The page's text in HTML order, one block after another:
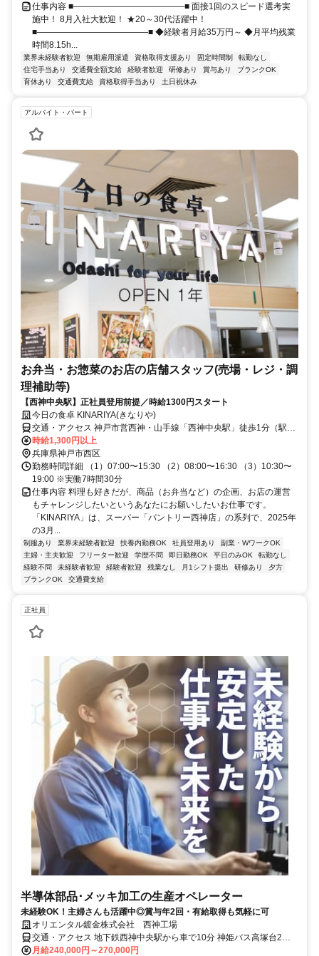
仕事内容 ■―――――――――――――■ 面接1回のスピード選考実
施中！ 8月入社大歓迎！ ★20～30代活躍中！
■―――――――――――――■ ◆経験者月給35万円～ ◆月平均残業
時間8.15h...
業界未経験者歓迎 無期雇用派遣 資格取得支援あり 固定時間制
転勤なし
住宅手当あり
交通費全額支給 経験者歓迎 研修あり 賞与あり
ブランクOK
育休あり
交通費支給 資格取得手当あり 土日祝休み
アルバイト・パート
お弁当・お惣菜のお店の店舗スタッフ(売場・レジ・調
理補助等)
【西神中央駅】正社員登用前提／時給1300円スタート
今日の食卓 KINARIYA(きなりや)
交通・アクセス 神戸市営西神・山手線「西神中央駅」徒歩1分（駅近
5分以内）
時給1,300円以上
兵庫県神戸市西区
勤務時間詳細 （1）07:00〜15:30 （2）08:00〜16:30 （3）10:30〜
19:00 ※実働7時間30分
仕事内容 料理も好きだが、商品（お弁当など）の企画、お店の運営
もチャレンジしたいというあなたにお願いしたいお仕事です。
「KINARIYA」は、スーパー「パントリー西神店」の系列で、2025年
の3月...
制服あり 業界未経験者歓迎 扶養内勤務OK 社員登用あり
副業・WワークOK
主婦・主夫歓迎
フリーター歓迎 学歴不問 即日勤務OK 平日のみOK
転勤なし
経験不問
未経験者歓迎 経験者歓迎 残業なし 月1シフト提出 研修あり
夕方
ブランクOK
交通費支給
正社員
半導体部品･メッキ加工の生産オペレーター
未経験OK！主婦さんも活躍中◎賞与年2回・有給取得も気軽に可
オリエンタル鍍金株式会社 西神工場
交通・アクセス 地下鉄西神中央駅から車で10分 神姫バス高塚台2丁
目バス停徒歩1分
月給240,000円～270,000円